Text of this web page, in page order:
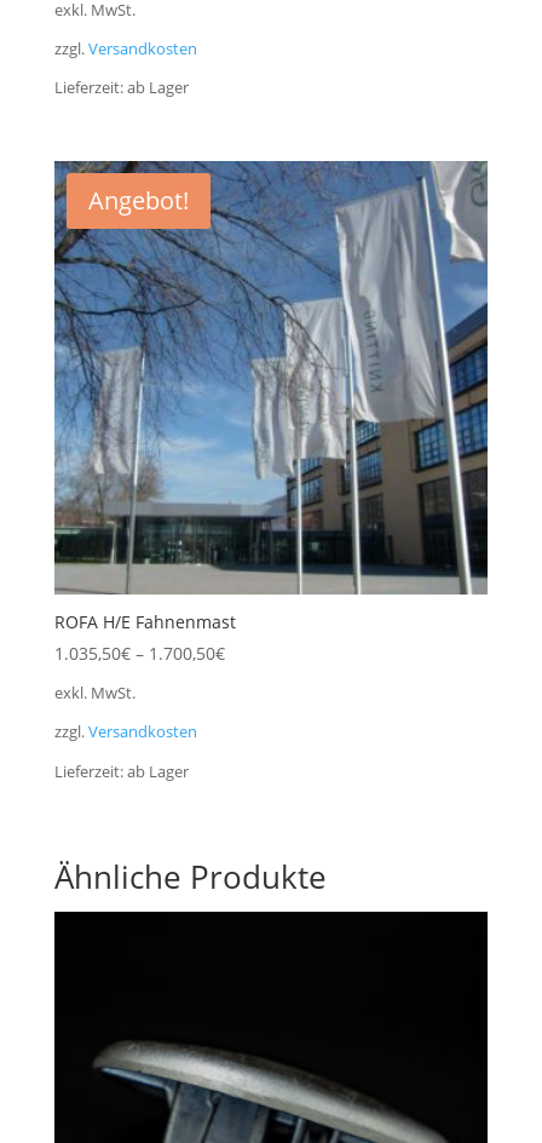
exkl. MwSt.
zzgl.Versandkosten
Lieferzeit:ab Lager
Angebot!
ROFA H/E Fahnenmast
1.035,50€– 1.700,50€
exkl. MwSt.
zzgl.Versandkosten
Lieferzeit:ab Lager
Ähnliche Produkte